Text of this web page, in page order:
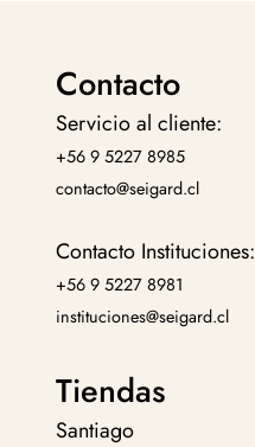
Contacto
Servicio al cliente:
+56 9 5227 8985
contacto@seigard.cl
Contacto Instituciones:
+56 9 5227 8981
instituciones@seigard.cl
Tiendas
Santiago